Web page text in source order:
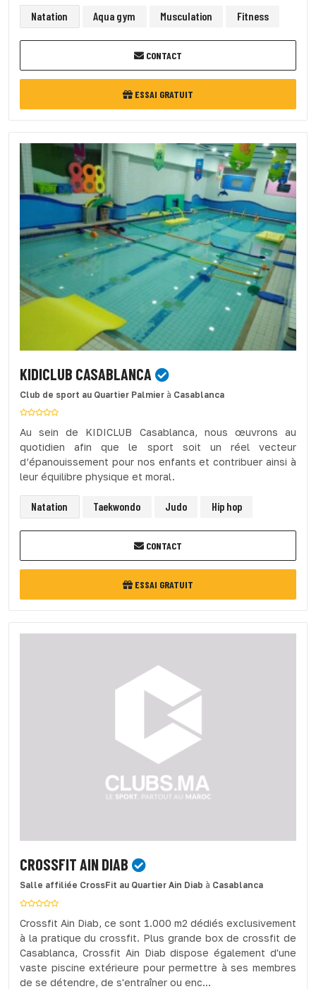
Natation Aqua gym Musculation Fitness
CONTACT
ESSAI GRATUIT
KIDICLUB CASABLANCA
Club de sport au Quartier Palmier à Casablanca
Au sein de KIDICLUB Casablanca, nous œuvrons au
quotidien afin que le sport soit un réel vecteur
d’épanouissement pour nos enfants et contribuer ainsi à
leur équilibre physique et moral.
Natation Taekwondo Judo Hip hop
CONTACT
ESSAI GRATUIT
CROSSFIT AIN DIAB
Salle affiliée CrossFit au Quartier Ain Diab à Casablanca
Crossfit Ain Diab, ce sont 1.000 m2 dédiés exclusivement
à la pratique du crossfit. Plus grande box de crossfit de
Casablanca, Crossfit Ain Diab dispose également d'une
vaste piscine extérieure pour permettre à ses membres
de se détendre, de s'entraîner ou enc...